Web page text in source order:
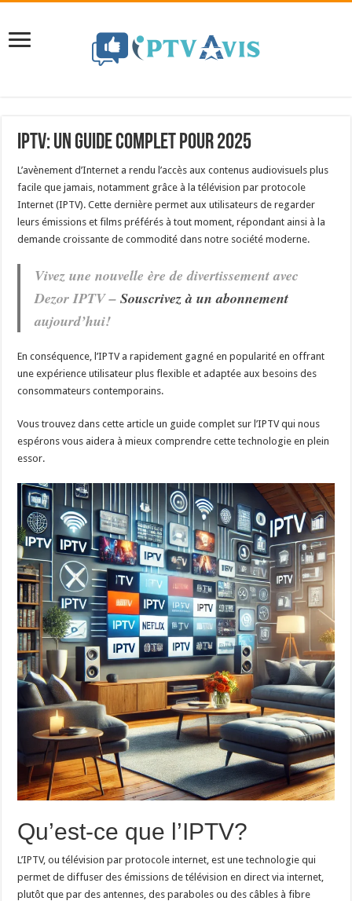
IPTV: Un guide complet pour 2025
L’avènement d’Internet a rendu l’accès aux contenus audiovisuels plus
facile que jamais, notamment grâce à la télévision par protocole
Internet (IPTV). Cette dernière permet aux utilisateurs de regarder
leurs émissions et films préférés à tout moment, répondant ainsi à la
demande croissante de commodité dans notre société moderne.
Vivez une nouvelle ère de divertissement avec
Dezor IPTV –Souscrivez à un abonnement
aujourd’hui!
En conséquence, l’IPTV a rapidement gagné en popularité en offrant
une expérience utilisateur plus flexible et adaptée aux besoins des
consommateurs contemporains.
Vous trouvez dans cette article un guide complet sur l’IPTV qui nous
espérons vous aidera à mieux comprendre cette technologie en plein
essor.
Qu’est-ce que l’IPTV?
L’IPTV, ou télévision par protocole internet, est une technologie qui
permet de diffuser des émissions de télévision en direct via internet,
plutôt que par des antennes, des paraboles ou des câbles à fibre